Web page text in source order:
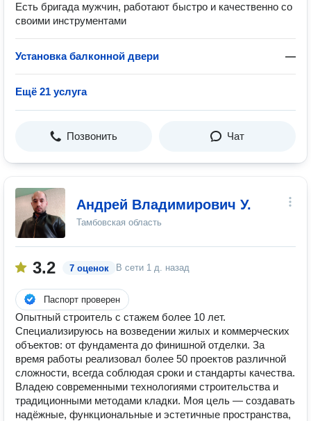
Есть бригада мужчин, работают быстро и качественно со
своими инструментами
Установка балконной двери —
Ещё 21 услуга
Позвонить Чат
Андрей Владимирович У.
Тамбовская область
3.2 7 оценок В сети 1 д. назад
Паспорт проверен
Опытный строитель с стажем более 10 лет.
Специализируюсь на возведении жилых и коммерческих
объектов: от фундамента до финишной отделки. За
время работы реализовал более 50 проектов различной
сложности, всегда соблюдая сроки и стандарты качества.
Владею современными технологиями строительства и
традиционными методами кладки. Моя цель — создавать
надёжные, функциональные и эстетичные пространства,